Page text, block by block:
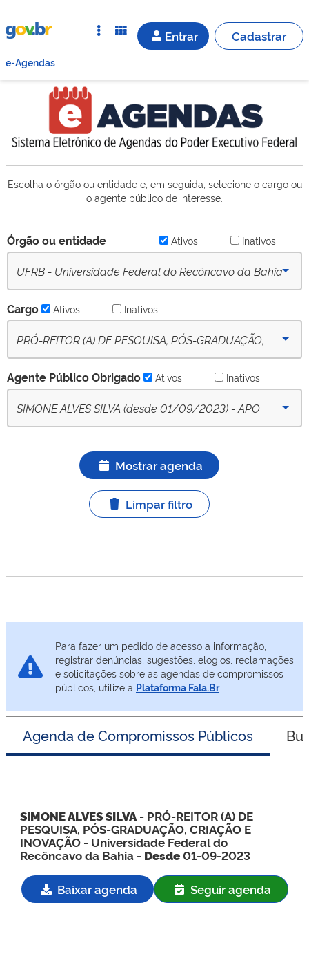
Entrar Cadastrar
e-Agendas
Escolha o órgão ou entidade e, em seguida, selecione o cargo ou
o agente público de interesse.
Órgão ou entidade Ativos Inativos
UFRB - Universidade Federal do Recôncavo da Bahia
Cargo Ativos Inativos
PRÓ-REITOR (A) DE PESQUISA, PÓS-GRADUAÇÃO,
Agente Público Obrigado Ativos Inativos
SIMONE ALVES SILVA (desde 01/09/2023) - APO
Mostrar agenda
Limpar filtro
Para fazer um pedido de acesso a informação,
registrar denúncias, sugestões, elogios, reclamações
e solicitações sobre as agendas de compromissos
públicos, utilize a Plataforma Fala.Br.
Agenda de Compromissos Públicos
SIMONE ALVES SILVA - PRÓ-REITOR (A) DE
PESQUISA, PÓS-GRADUAÇÃO, CRIAÇÃO E
INOVAÇÃO - Universidade Federal do
Recôncavo da Bahia - Desde01-09-2023
Baixar agenda Seguir agenda